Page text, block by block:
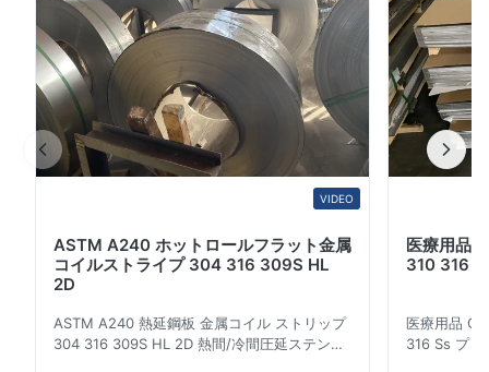
HL、8Kさまざまな産業および装飾の要件に対応します。
ステンレスを選ぶ理由 標準材料の課題 湿気の多い環境や
化学環境では腐食しやすい 耐熱性に限界がある 頻繁なメ
ンテナンスと交換が必要 食品加工、海洋工学、化学プ...
VIDEO
ASTM A240 ホットロールフラット金属
コイルストライプ 304 316 309S HL
2D
ASTM A240 熱延鋼板 金属コイル ストリップ
304 316 309S HL 2D 熱間/冷間圧延ステンレ
医療用品
310 316
医療用品 Cr
316 Ss プレ